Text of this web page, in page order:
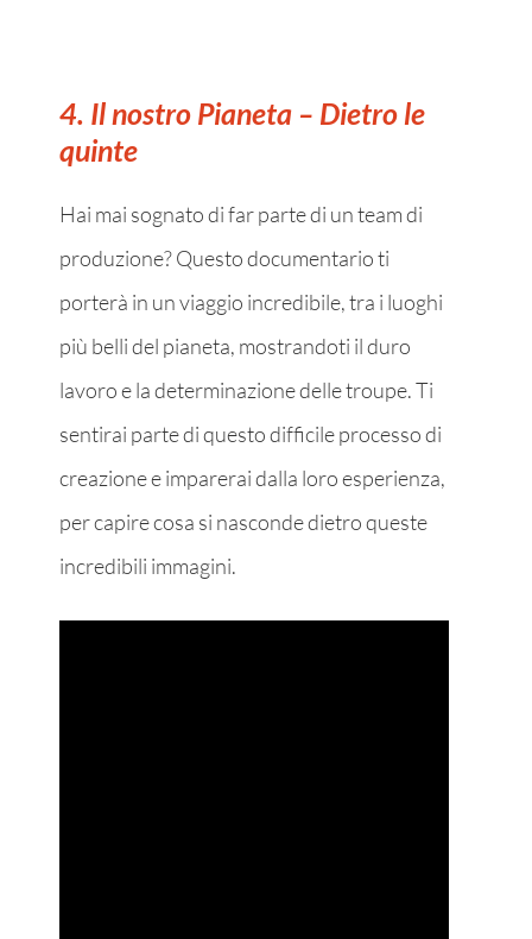
4. Il nostro Pianeta – Dietro le
quinte
Hai mai sognato di far parte di un team di
produzione? Questo documentario ti
porterà in un viaggio incredibile, tra i luoghi
più belli del pianeta, mostrandoti il duro
lavoro e la determinazione delle troupe. Ti
sentirai parte di questo difficile processo di
creazione e imparerai dalla loro esperienza,
per capire cosa si nasconde dietro queste
incredibili immagini.